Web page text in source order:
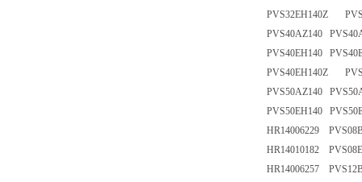
PVS32EH140Z
PVS40AZ140
PVS40EH140
PVS40EH140Z
PVS50AZ140
PVS50EH140
HR14006229
HR14010182
HR14006257